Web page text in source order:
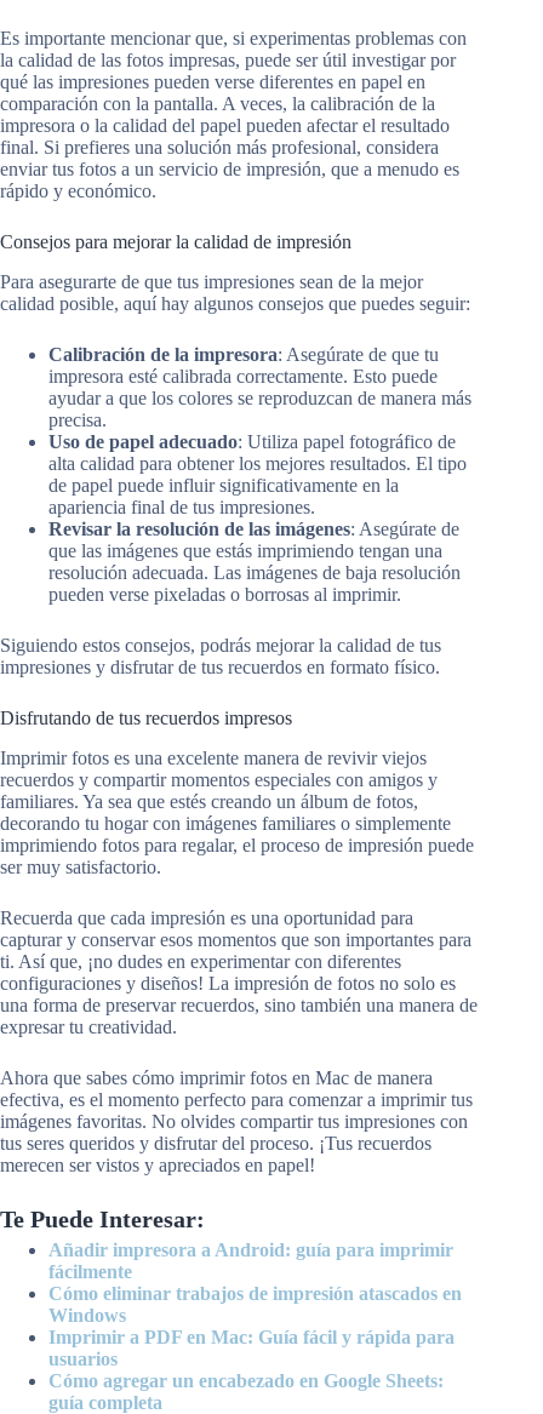
Es importante mencionar que, si experimentas problemas con
la calidad de las fotos impresas, puede ser útil investigar por
qué las impresiones pueden verse diferentes en papel en
comparación con la pantalla. A veces, la calibración de la
impresora o la calidad del papel pueden afectar el resultado
final. Si prefieres una solución más profesional, considera
enviar tus fotos a un servicio de impresión, que a menudo es
rápido y económico.
Consejos para mejorar la calidad de impresión
Para asegurarte de que tus impresiones sean de la mejor
calidad posible, aquí hay algunos consejos que puedes seguir:
Calibración de la impresora: Asegúrate de que tu
impresora esté calibrada correctamente. Esto puede
ayudar a que los colores se reproduzcan de manera más
precisa.
Uso de papel adecuado: Utiliza papel fotográfico de
alta calidad para obtener los mejores resultados. El tipo
de papel puede influir significativamente en la
apariencia final de tus impresiones.
Revisar la resolución de las imágenes: Asegúrate de
que las imágenes que estás imprimiendo tengan una
resolución adecuada. Las imágenes de baja resolución
pueden verse pixeladas o borrosas al imprimir.
Siguiendo estos consejos, podrás mejorar la calidad de tus
impresiones y disfrutar de tus recuerdos en formato físico.
Disfrutando de tus recuerdos impresos
Imprimir fotos es una excelente manera de revivir viejos
recuerdos y compartir momentos especiales con amigos y
familiares. Ya sea que estés creando un álbum de fotos,
decorando tu hogar con imágenes familiares o simplemente
imprimiendo fotos para regalar, el proceso de impresión puede
ser muy satisfactorio.
Recuerda que cada impresión es una oportunidad para
capturar y conservar esos momentos que son importantes para
ti. Así que, ¡no dudes en experimentar con diferentes
configuraciones y diseños! La impresión de fotos no solo es
una forma de preservar recuerdos, sino también una manera de
expresar tu creatividad.
Ahora que sabes cómo imprimir fotos en Mac de manera
efectiva, es el momento perfecto para comenzar a imprimir tus
imágenes favoritas. No olvides compartir tus impresiones con
tus seres queridos y disfrutar del proceso. ¡Tus recuerdos
merecen ser vistos y apreciados en papel!
Te Puede Interesar:
Añadir impresora a Android: guía para imprimir
fácilmente
Cómo eliminar trabajos de impresión atascados en
Windows
Imprimir a PDF en Mac: Guía fácil y rápida para
usuarios
Cómo agregar un encabezado en Google Sheets:
guía completa